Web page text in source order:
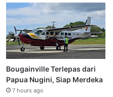
Bougainville Terlepas dari
Papua Nugini, Siap Merdeka
7 hours ago